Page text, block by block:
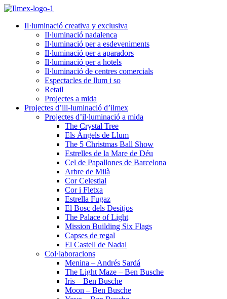
Il·luminació creativa y exclusiva
Il·luminació nadalenca
Il·luminació per a esdeveniments
Il·luminació per a aparadors
Il·luminació per a hotels
Il·luminació de centres comercials
Espectacles de llum i so
Retail
Projectes a mida
Projectes d’ill-luminació d’ilmex
Projectes d’il·luminació a mida
The Crystal Tree
Els Ángels de Llum
The 5 Christmas Ball Show
Estrelles de la Mare de Déu
Cel de Papallones de Barcelona
Arbre de Milà
Cor Celestial
Cor i Fletxa
Estrella Fugaz
El Bosc dels Desitjos
The Palace of Light
Mission Building Six Flags
Capses de regal
El Castell de Nadal
Col·laboracions
Menina – Andrés Sardá
The Light Maze – Ben Busche
Iris – Ben Busche
Moon – Ben Busche